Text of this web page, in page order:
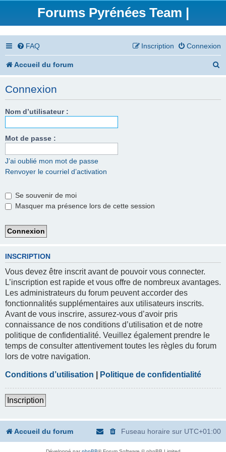
Forums Pyrénées Team |
FAQ Connexion
Inscription
Accueil du forum
Connexion
Nom d’utilisateur :
Mot de passe :
J’ai oublié mon mot de passe
Renvoyer le courriel d’activation
Se souvenir de moi
Masquer ma présence lors de cette session
INSCRIPTION
Vous devez être inscrit avant de pouvoir vous connecter.
L’inscription est rapide et vous offre de nombreux avantages.
Les administrateurs du forum peuvent accorder des
fonctionnalités supplémentaires aux utilisateurs inscrits.
Avant de vous inscrire, assurez-vous d’avoir pris
connaissance de nos conditions d’utilisation et de notre
politique de confidentialité. Veuillez également prendre le
temps de consulter attentivement toutes les règles du forum
lors de votre navigation.
Conditions d’utilisation Politique de confidentialité
Inscription
Accueil du forum Fuseau horaire sur UTC+01:00